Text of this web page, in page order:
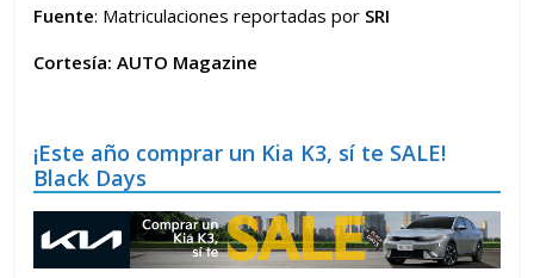
Fuente: Matriculaciones reportadas por SRI
Cortesía: AUTO Magazine
¡Este año comprar un Kia K3, sí te SALE!
Black Days